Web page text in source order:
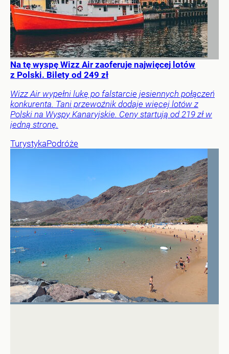
Na tę wyspę Wizz Air zaoferuje najwięcej lotów
z Polski. Bilety od 249 zł
Wizz Air wypełni lukę po falstarcie jesiennych połączeń
konkurenta. Tani przewoźnik dodaje więcej lotów z
Polski na Wyspy Kanaryjskie. Ceny startują od 219 zł w
jedną stronę.
TurystykaPodróże